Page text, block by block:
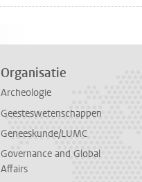
Organisatie
Archeologie
Geesteswetenschappen
Geneeskunde/LUMC
Governance and Global
Affairs